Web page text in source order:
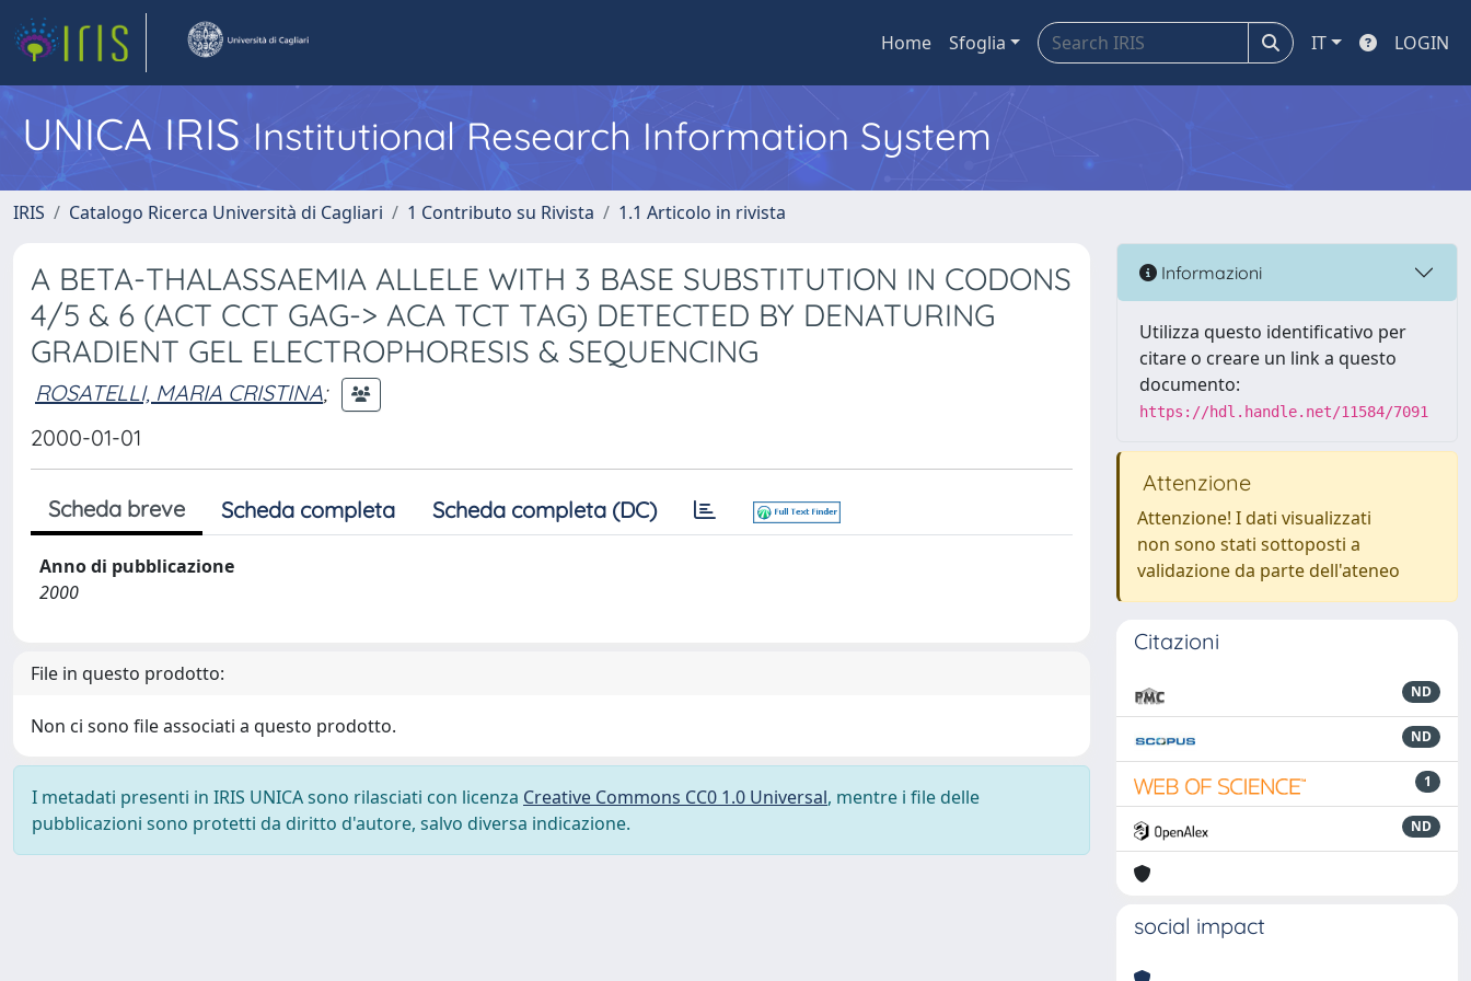
Home Sfoglia IT LOGIN
UNICA IRISInstitutional Research Information System
IRIS Catalogo Ricerca Università di Cagliari 1 Contributo su Rivista 1.1 Articolo in rivista
A BETA-THALASSAEMIA ALLELE WITH 3 BASE SUBSTITUTION IN CODONS
4/5 & 6 (ACT CCT GAG-> ACA TCT TAG) DETECTED BY DENATURING
GRADIENT GEL ELECTROPHORESIS & SEQUENCING
ROSATELLI, MARIA CRISTINA;
2000-01-01
Scheda breve Scheda completa Scheda completa (DC)
Anno di pubblicazione
2000
File in questo prodotto:
Non ci sono file associati a questo prodotto.
I metadati presenti in IRIS UNICA sono rilasciati con licenza Creative Commons CC0 1.0 Universal, mentre i file delle
pubblicazioni sono protetti da diritto d'autore, salvo diversa indicazione.
Informazioni
Utilizza questo identificativo per
citare o creare un link a questo
documento:
https://hdl.handle.net/11584/7091
Attenzione
Attenzione! I dati visualizzati
non sono stati sottoposti a
validazione da parte dell'ateneo
Citazioni
ND
ND
1
ND
social impact